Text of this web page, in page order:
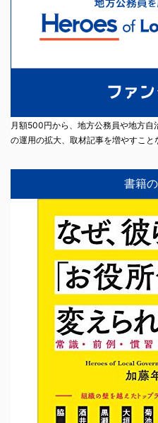
月額500円から、地方公務員や地方
の運用の拡大、取材記事を増やすこ
書籍